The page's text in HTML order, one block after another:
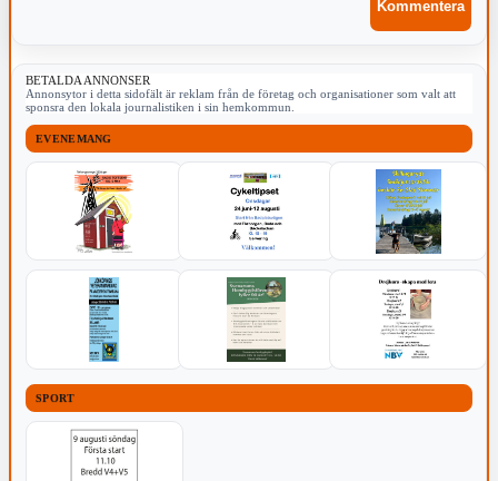
BETALDA ANNONSER
Annonsytor i detta sidofält är reklam från de företag och organisationer som valt att
sponsra den lokala journalistiken i sin hemkommun.
EVENEMANG
SPORT